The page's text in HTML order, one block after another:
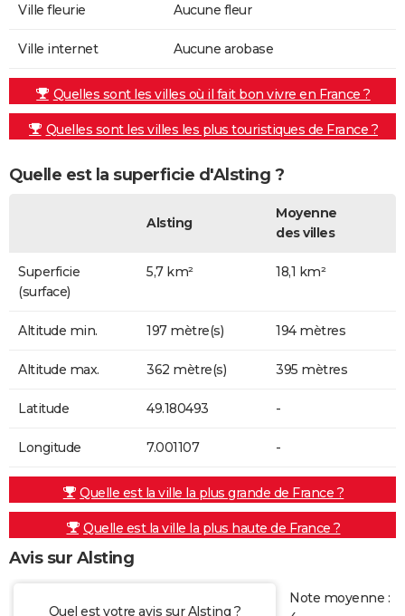
Ville fleurie Aucune fleur
Ville internet Aucune arobase
Quelles sont les villes où il fait bon vivre en France ?
Quelles sont les villes les plus touristiques de France ?
Quelle est la superficie d'Alsting ?
Alsting
Moyenne
des villes
Superficie
(surface)
5,7 km² 18,1 km²
Altitude min. 197 mètre(s) 194 mètres
Altitude max. 362 mètre(s) 395 mètres
Latitude 49.180493 -
Longitude 7.001107 -
Quelle est la ville la plus grande de France ?
Quelle est la ville la plus haute de France ?
Avis sur Alsting
Quel est votre avis sur Alsting ?
Note moyenne :